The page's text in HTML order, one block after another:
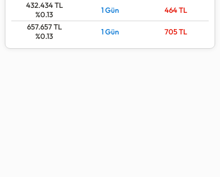
432.434TL
%0.13
1 Gün 464TL
657.657TL
%0.13
1 Gün 705TL